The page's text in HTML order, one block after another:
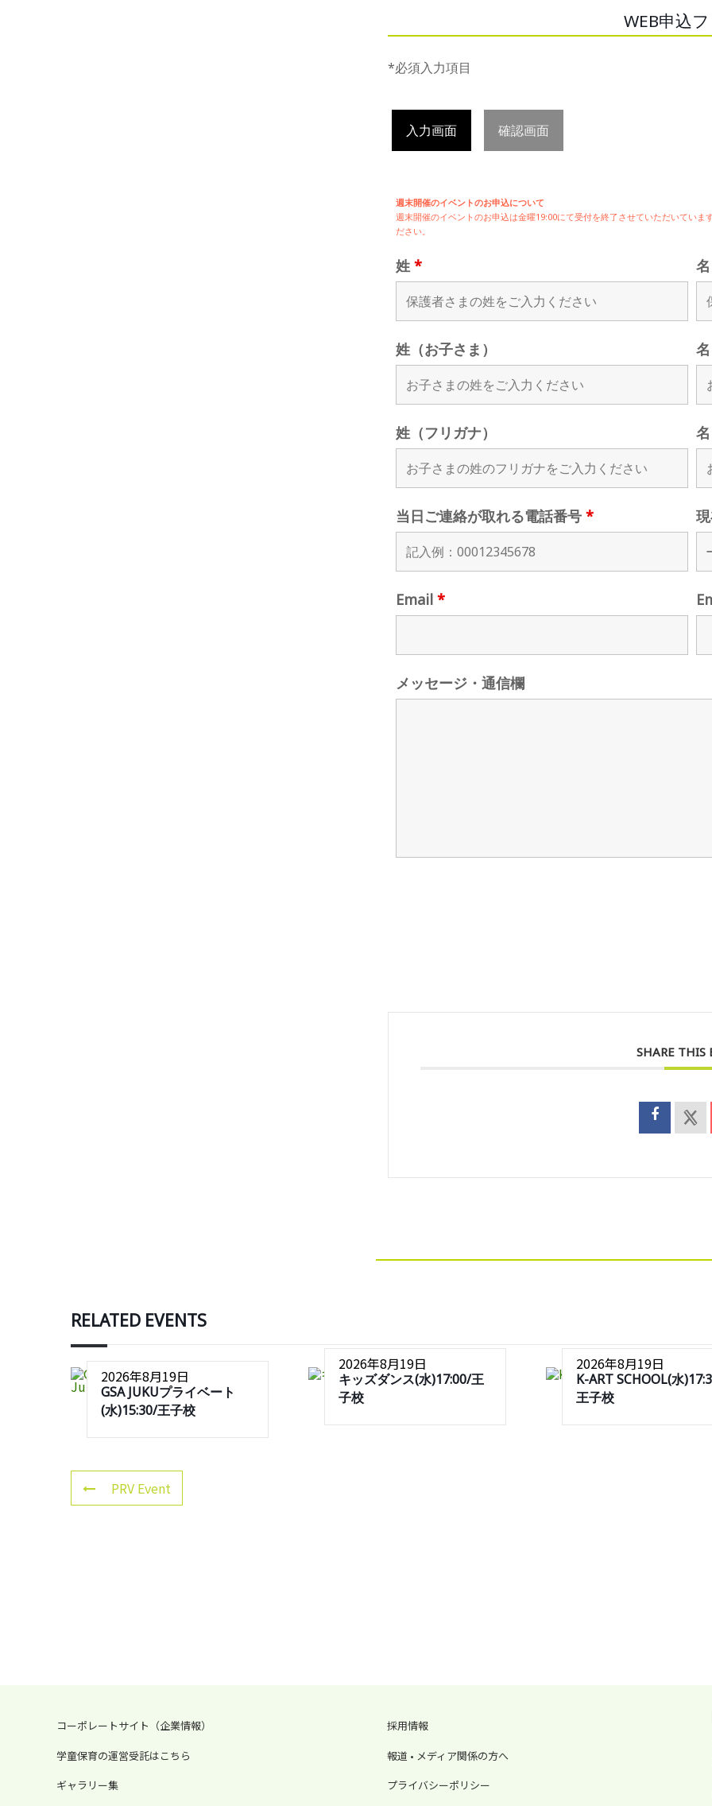
WEB申込
*必須入力項目
入力画面 確認画面
週末開催のイベントのお申込について
週末開催のイベントのお申込は金曜19:00にて受付を終了させていただいていま
ださい。
姓 *
姓（お子さま）
姓（フリガナ）
当日ご連絡が取れる電話番号 *
Email *
メッセージ・通信欄
SHARE THIS
RELATED EVENTS
2026年8月19日
GSA JUKUプライベート
(水)15:30/王子校
2026年8月19日
キッズダンス(水)17:00/王
子校
2026年8月19日
K-ART SCHOOL(水
王子校
PRV Event
コーポレートサイト（企業情報）
学童保育の運営受託はこちら
ギャラリー集
採用情報
報道 • メディア関係の方へ
プライバシーポリシー